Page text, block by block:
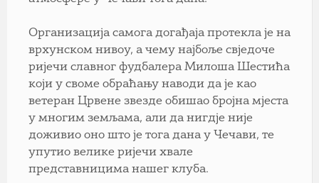
Организација самога догађаја протекла је на
врхунском нивоу, а чему најбоље свједоче
ријечи славног фудбалера Милоша Шестића
који у своме обраћању наводи да је као
ветеран Црвене звезде обишао бројна мјеста
у многим земљама, али да нигдје није
доживио оно што је тога дана у Чечави, те
упутио велике ријечи хвале
представницима нашег клуба.